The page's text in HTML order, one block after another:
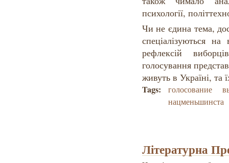
психології,
Чи не єдина тема,
спеціалізуються
рефлексій
голосування
живуть в Україні, та
Tags: голосование
нацменьшинста
Літературна